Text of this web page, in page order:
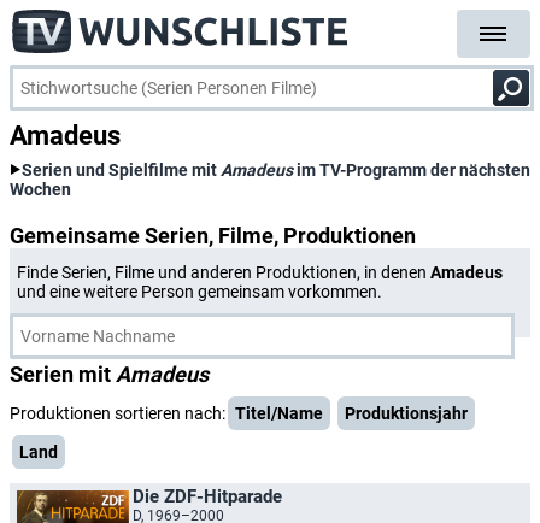
Amadeus
Serien und Spielfilme mit Amadeusim TV-Programm der nächsten
Wochen
Gemeinsame Serien, Filme, Produktionen
Finde Serien, Filme und anderen Produktionen, in denen Amadeus
und eine weitere Person gemeinsam vorkommen.
Serien mit Amadeus
Produktionen sortieren nach: Titel/Name
Produktionsjahr
Land
Die ZDF-Hitparade
D, 1969–2000